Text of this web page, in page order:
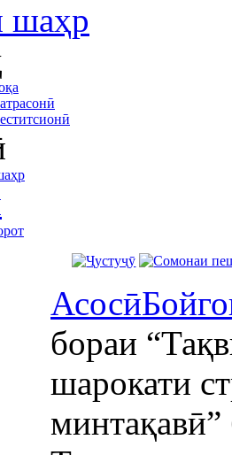
шаҳр
Асосӣ
бораи
шарокати